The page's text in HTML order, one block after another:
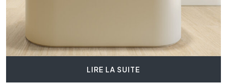
LIRE LA SUITE